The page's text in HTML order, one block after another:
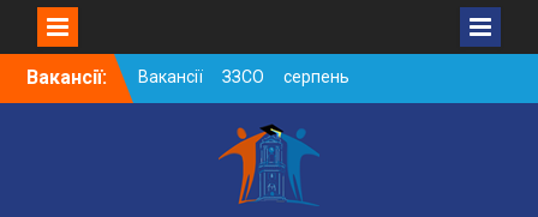
SkipВакансії:
Вакансії ЗЗСО серпень
2026
Вакансії ЗЗСО червень
Вакансії у ЗДО та
дошкільних підрозділах